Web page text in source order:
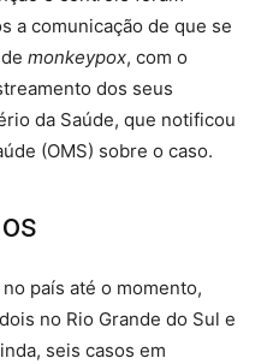
a comunicação de que se
monkeypox, com o
dos seus
da Saúde, que notificou
(OMS) sobre o caso.
país até o momento,
no Rio Grande do Sul e
seis casos em